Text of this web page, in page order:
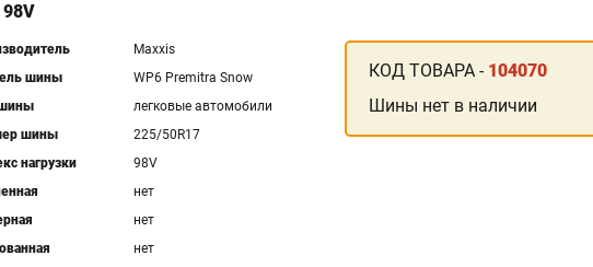
Maxxis
шины
WP6 Premitra Snow
легковые автомобили
шины
225/50R17
нагрузки
98V
нет
нет
нет
КОД ТОВАРА - 104070
Шины нет в наличии